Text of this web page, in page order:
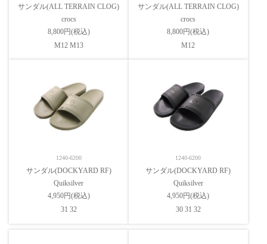
サンダル(ALL TERRAIN CLOG)
crocs
8,800円(税込)
M12 M13
サンダル(ALL TERRAIN CLOG)
crocs
8,800円(税込)
M12
1240-6200
サンダル(DOCKYARD RF)
Quiksilver
4,950円(税込)
31 32
1240-6200
サンダル(DOCKYARD RF)
Quiksilver
4,950円(税込)
30 31 32